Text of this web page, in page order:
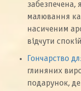
забезпечена,
малювання
насиченим
відчути
Гончарство
глиняних
подарунок,